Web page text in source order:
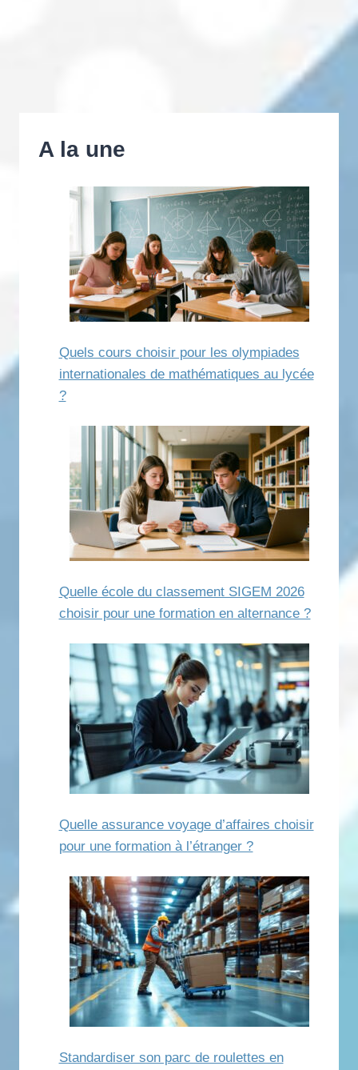
A la une
Quels cours choisir pour les olympiades
internationales de mathématiques au lycée
?
Quelle école du classement SIGEM 2026
choisir pour une formation en alternance ?
Quelle assurance voyage d’affaires choisir
pour une formation à l’étranger ?
Standardiser son parc de roulettes en